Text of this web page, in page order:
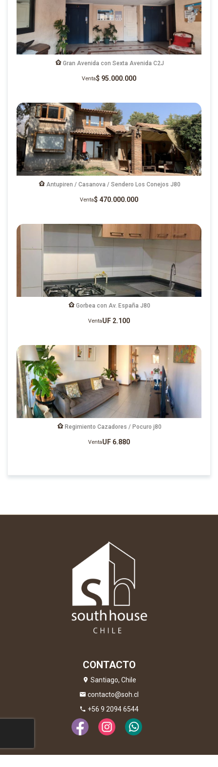
Gran Avenida con Sexta Avenida C2J
Venta$ 95.000.000
Antupiren / Casanova / Sendero Los Conejos J80
Venta$ 470.000.000
Gorbea con Av. España J80
VentaUF 2.100
Regimiento Cazadores / Pocuro j80
VentaUF 6.880
CONTACTO
Santiago, Chile
contacto@soh.cl
+56 9 2094 6544